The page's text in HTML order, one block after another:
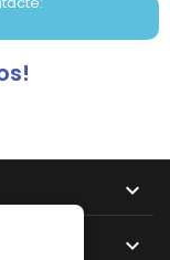

